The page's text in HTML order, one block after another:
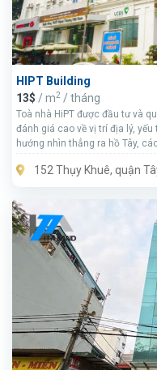
HIPT Building
13$ / m2 / tháng
Toà nhà HiPT được đầu tư và
đánh giá cao về vị trí địa lý,
hướng nhìn thẳng ra hồ Tây,
152 Thụy Khuê, quận